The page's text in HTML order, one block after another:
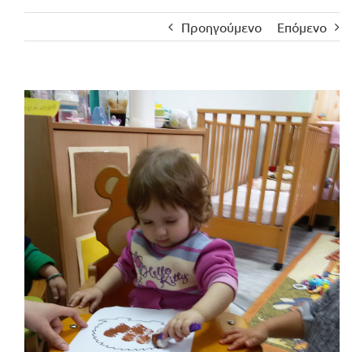
Προηγούμενο Επόμενο
Προβολή
μεγαλύτερης
εικόνας